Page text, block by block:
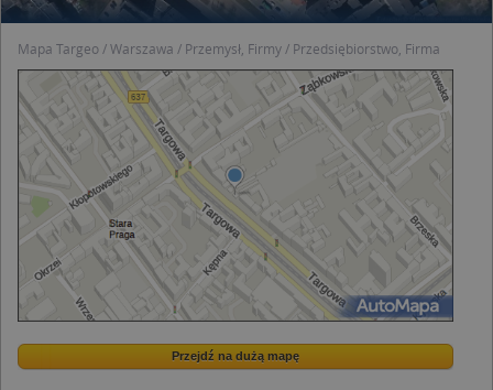
Mapa Targeo Warszawa Przemysł, Firmy Przedsiębiorstwo, Firma
Wstaw tę mapkę na swoją stronę
Przejdź na dużą mapę
Przejdź na dużą mapę